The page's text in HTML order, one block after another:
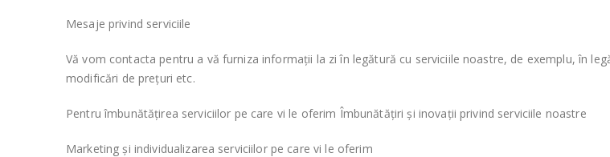
Mesaje privind serviciile
Vă vom contacta pentru a vă furniza informații la zi în legătură cu serviciile noastre, de exemplu, în
modificări de prețuri etc.
Pentru îmbunătățirea serviciilor pe care vi le oferim Îmbunătățiri și inovații privind serviciile noastre
Marketing și individualizarea serviciilor pe care vi le oferim